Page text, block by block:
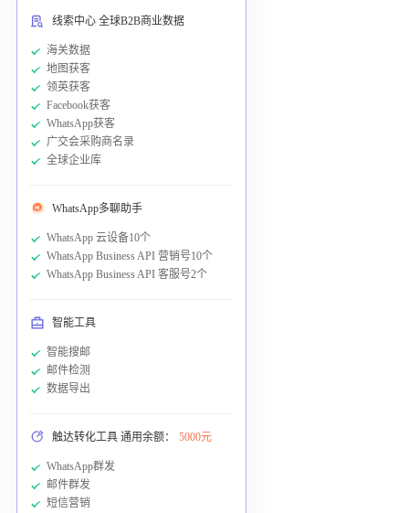
线索中心 全球B2B商业数据
海关数据
地图获客
领英获客
Facebook获客
WhatsApp获客
广交会采购商名录
全球企业库
WhatsApp多聊助手
WhatsApp 云设备10个
WhatsApp Business API 营销号10个
WhatsApp Business API 客服号2个
智能工具
智能搜邮
邮件检测
数据导出
触达转化工具 通用余额： 5000元
WhatsApp群发
邮件群发
短信营销